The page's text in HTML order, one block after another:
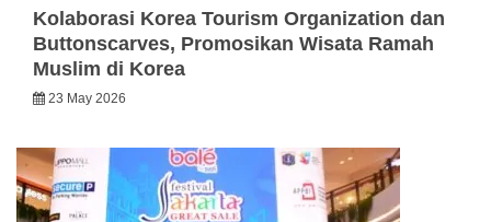
Kolaborasi Korea Tourism Organization dan
Buttonscarves, Promosikan Wisata Ramah
Muslim di Korea
23 May 2026